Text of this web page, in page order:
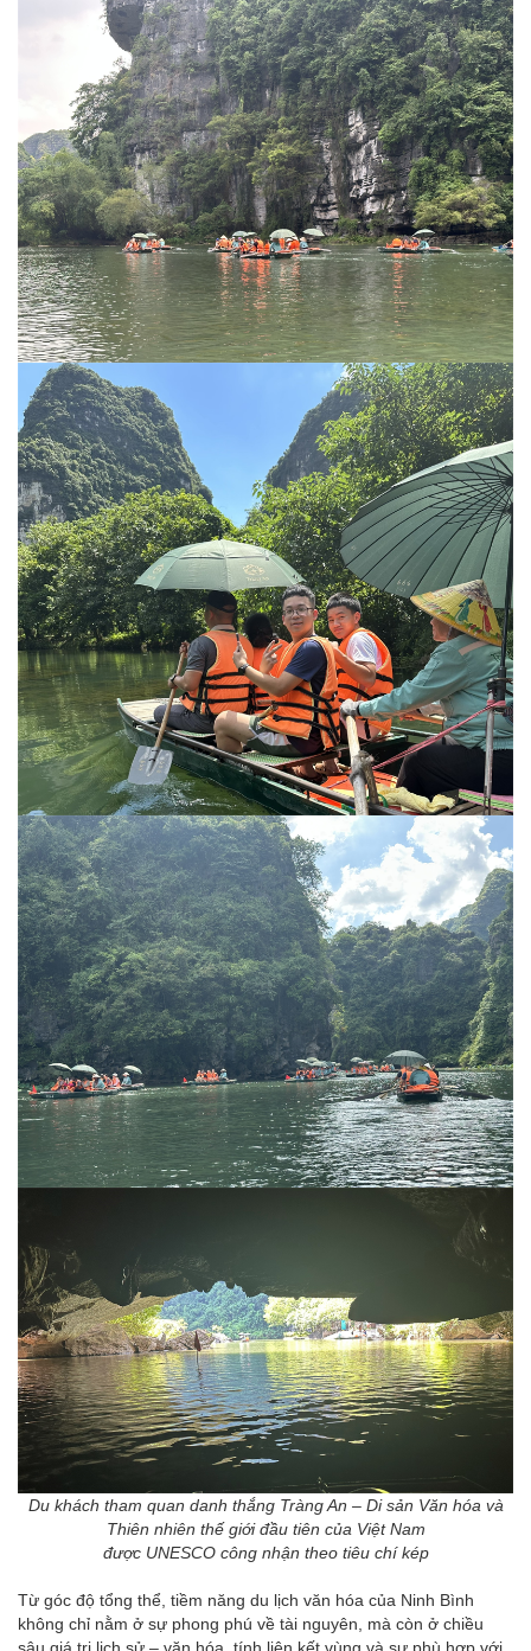
Du khách tham quan danh thắng Tràng An – Di sản Văn hóa và
Thiên nhiên thế giới đầu tiên của Việt Nam
được UNESCO công nhận theo tiêu chí kép
Từ góc độ tổng thể, tiềm năng du lịch văn hóa của Ninh Bình
không chỉ nằm ở sự phong phú về tài nguyên, mà còn ở chiều
sâu giá trị lịch sử – văn hóa, tính liên kết vùng và sự phù hợp với